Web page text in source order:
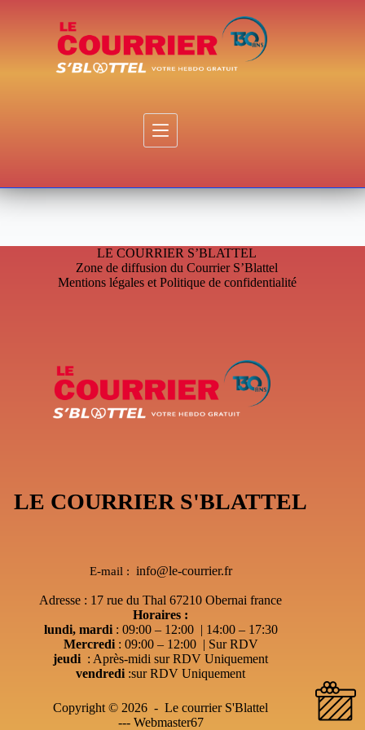
LE COURRIER S’BLATTEL
Zone de diffusion du Courrier S’Blattel
Mentions légales et Politique de confidentialité
LE COURRIER S'BLATTEL
E-mail : info@le-courrier.fr
Adresse : 17 rue du Thal 67210 Obernai france
Horaires :
lundi, mardi: 09:00 – 12:00 | 14:00 – 17:30
Mercredi: 09:00 – 12:00 | Sur RDV
jeudi : Après-midi sur RDV Uniquement
vendredi :sur RDV Uniquement
Copyright © 2026 - Le courrier S'Blattel
--- Webmaster67